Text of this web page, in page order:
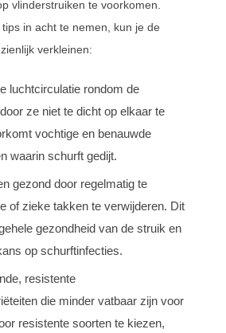
vlinderstruiken te voorkomen.
in acht te nemen, kun je de
verkleinen:
luchtcirculatie rondom de
ze niet te dicht op elkaar te
vochtige en benauwde
waarin schurft gedijt.
gezond door regelmatig te
of zieke takken te verwijderen. Dit
gezondheid van de struik en
op schurftinfecties.
resistente
die minder vatbaar zijn voor
resistente soorten te kiezen,